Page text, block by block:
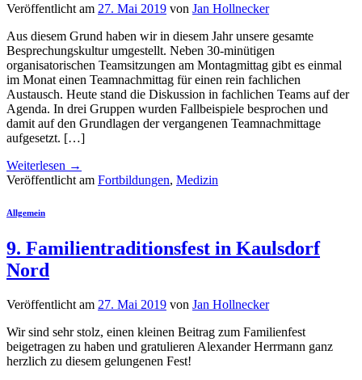
Veröffentlicht am 27. Mai 2019 von Jan Hollnecker
Aus diesem Grund haben wir in diesem Jahr unsere gesamte
Besprechungskultur umgestellt. Neben 30-minütigen
organisatorischen Teamsitzungen am Montagmittag gibt es einmal
im Monat einen Teamnachmittag für einen rein fachlichen
Austausch. Heute stand die Diskussion in fachlichen Teams auf der
Agenda. In drei Gruppen wurden Fallbeispiele besprochen und
damit auf den Grundlagen der vergangenen Teamnachmittage
aufgesetzt. […]
Weiterlesen →
Veröffentlicht am Fortbildungen, Medizin
Allgemein
9. Familientraditionsfest in Kaulsdorf
Nord
Veröffentlicht am 27. Mai 2019 von Jan Hollnecker
Wir sind sehr stolz, einen kleinen Beitrag zum Familienfest
beigetragen zu haben und gratulieren Alexander Herrmann ganz
herzlich zu diesem gelungenen Fest!